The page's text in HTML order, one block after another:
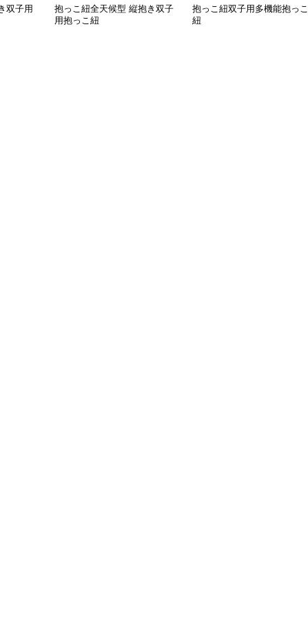
双子用
抱っこ紐全天候型 縦抱き双子
用抱っこ紐
抱っこ紐双子用多機能抱っこ
紐